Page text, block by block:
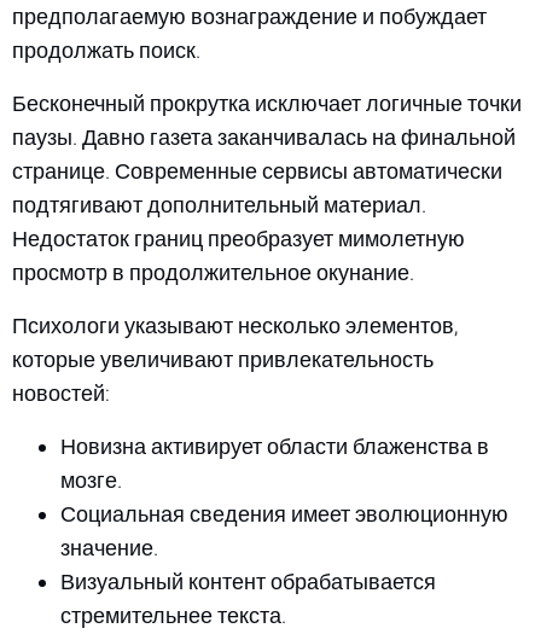
предполагаемую вознаграждение и побуждает
продолжать поиск.
Бесконечный прокрутка исключает логичные точки
паузы. Давно газета заканчивалась на финальной
странице. Современные сервисы автоматически
подтягивают дополнительный материал.
Недостаток границ преобразует мимолетную
просмотр в продолжительное окунание.
Психологи указывают несколько элементов,
которые увеличивают привлекательность
новостей:
Новизна активирует области блаженства в
мозге.
Социальная сведения имеет эволюционную
значение.
Визуальный контент обрабатывается
стремительнее текста.